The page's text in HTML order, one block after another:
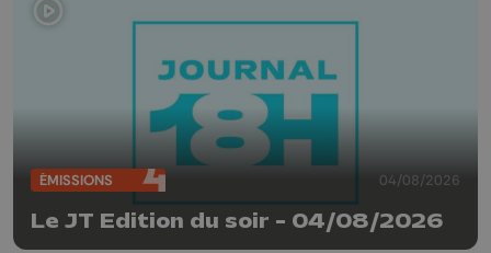
ÉMISSIONS 04/08/2026
Le JT Edition du soir - 04/08/2026